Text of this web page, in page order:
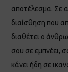
αποτέλεσμα. Σε
διαίσθηση που
διαθέτει ο
σου σε εμπνέει,
κάνει ήδη σε